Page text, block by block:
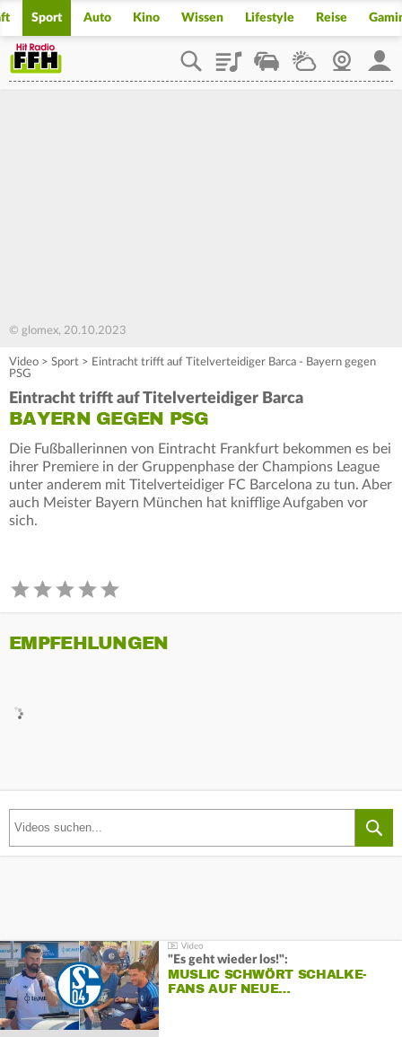
Sport Auto Kino Wissen Lifestyle Reise
PlaylistStaupilotWetterWebcam
© glomex, 20.10.2023
Video > Sport > Eintracht trifft auf Titelverteidiger Barca - Bayern gegen
PSG
Eintracht trifft auf Titelverteidiger Barca
BAYERN GEGEN PSG
Die Fußballerinnen von Eintracht Frankfurt bekommen es bei
ihrer Premiere in der Gruppenphase der Champions League
unter anderem mit Titelverteidiger FC Barcelona zu tun. Aber
auch Meister Bayern München hat knifflige Aufgaben vor
sich.
EMPFEHLUNGEN
"Es geht wieder los!":
MUSLIC SCHWÖRT SCHALKE-
FANS AUF NEUE…